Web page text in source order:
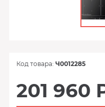
Код товара: Ч0012285
201 960